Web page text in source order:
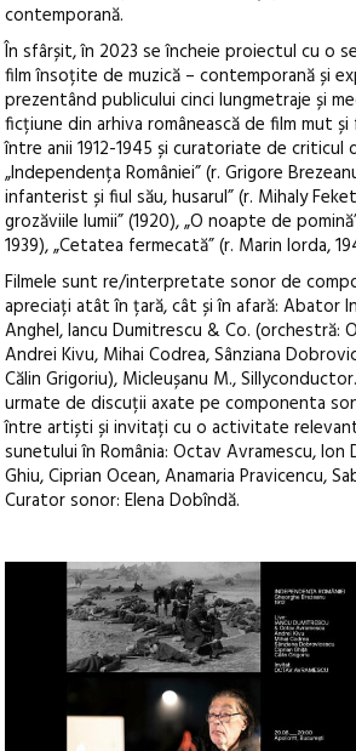
contemporană.
În sfârșit, în 2023 se încheie proiectul cu o
film însoțite de muzică – contemporană și
prezentând publicului cinci lungmetraje și
ficțiune din arhiva românească de film mut
între anii 1912-1945 și curatoriate de criticul
„Independența României” (r. Grigore
infanterist și fiul său, husarul” (r. Mihaly
grozăviile lumii” (1920), „O noapte de
1939), „Cetatea fermecată” (r. Marin Iorda,
Filmele sunt re/interpretate sonor de
apreciați atât în țară, cât și în afară: Abator
Anghel, Iancu Dumitrescu & Co. (orchestră:
Andrei Kivu, Mihai Codrea, Sânziana
Călin Grigoriu), Micleușanu M.,
urmate de discuții axate pe componenta
între artiști și invitați cu o activitate
sunetului în România: Octav Avramescu, Ion
Ghiu, Ciprian Ocean, Anamaria Pravicencu,
Curator sonor: Elena Dobîndă.